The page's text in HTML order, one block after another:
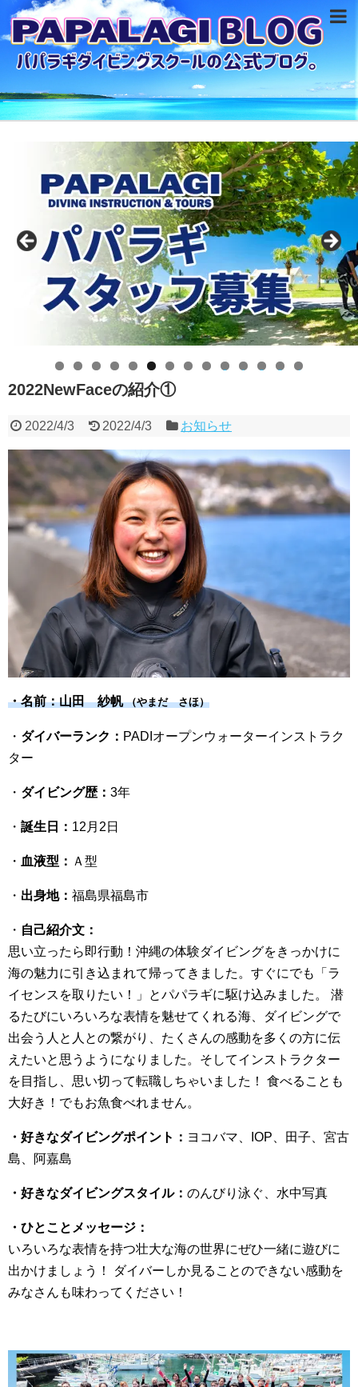
0 1 2 3 4
2022NewFaceの紹介①
2022/4/3 2022/4/3 お知らせ
・名前：山田 紗帆（やまだ さほ）
・ ダイバーランク： PADIオープンウォーターインストラク
ター
・ ダイビング歴： 3年
・ 誕生日： 12月2日
・ 血液型： Ａ型
・ 出身地： 福島県福島市
・ 自己紹介文：
思い立ったら即行動！沖縄の体験ダイビングをきっかけに
海の魅力に引き込まれて帰ってきました。すぐにでも「ラ
イセンスを取りたい！」とパパラギに駆け込みました。 潜
るたびにいろいろな表情を魅せてくれる海、ダイビングで
出会う人と人との繋がり、たくさんの感動を多くの方に伝
えたいと思うようになりました。そしてインストラクター
を目指し、思い切って転職しちゃいました！ 食べることも
大好き！でもお魚食べれません。
・好きなダイビングポイント： ヨコバマ、IOP、田子、宮古
島、阿嘉島
・好きなダイビングスタイル： のんびり泳ぐ、水中写真
・ひとことメッセージ：
いろいろな表情を持つ壮大な海の世界にぜひ一緒に遊びに
出かけましょう！ ダイバーしか見ることのできない感動を
みなさんも味わってください！